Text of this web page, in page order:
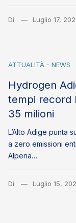
Di Luglio 17,
ATTUALITÀ - NEWS
Hydrogen
tempi record
35 milioni
L’Alto Adige punta
a zero emissioni
Alperia…
Di Luglio 15,